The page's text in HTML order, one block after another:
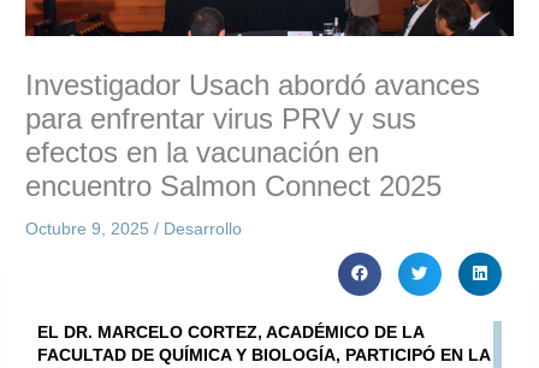
Investigador Usach abordó avances
para enfrentar virus PRV y sus
efectos en la vacunación en
encuentro Salmon Connect 2025
Octubre 9, 2025/ Desarrollo
EL DR. MARCELO CORTEZ, ACADÉMICO DE LA
FACULTAD DE QUÍMICA Y BIOLOGÍA, PARTICIPÓ EN LA